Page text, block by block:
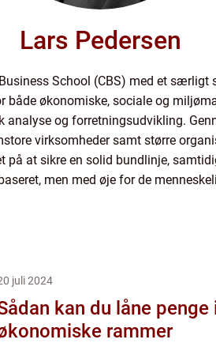
Lars Pedersen
School (CBS) med et
både økonomiske, sociale og
og forretningsudvikling.
virksomheder samt større
at sikre en solid bundlinje,
men med øje for de
juli 2024
kan du låne
rammer